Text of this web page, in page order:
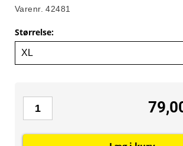
Varenr. 42481
Størrelse: